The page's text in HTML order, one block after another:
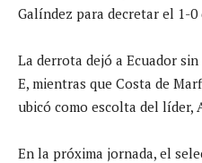
Galíndez para decretar el 1-
La derrota dejó a Ecuador
E, mientras que Costa de
ubicó como escolta del líder,
En la próxima jornada, el